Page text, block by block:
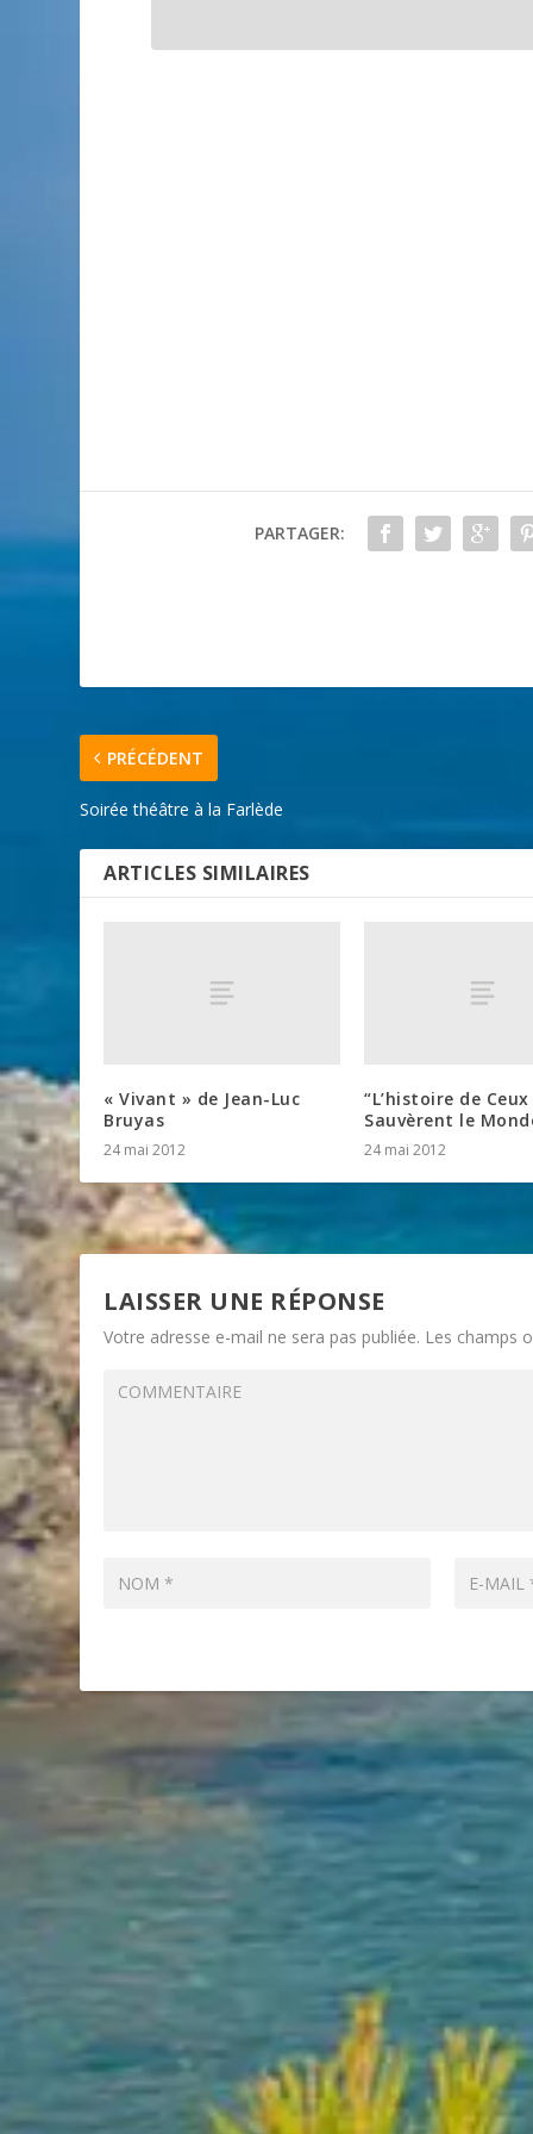
PARTAGER:
PRÉCÉDENT
Soirée théâtre à la Farlède
ARTICLES SIMILAIRES
« Vivant » de Jean-Luc
Bruyas
24 mai 2012
“L’histoire de
Sauvèrent le
24 mai 2012
LAISSER UNE RÉPONSE
Votre adresse e-mail ne sera pas publiée. Les champs